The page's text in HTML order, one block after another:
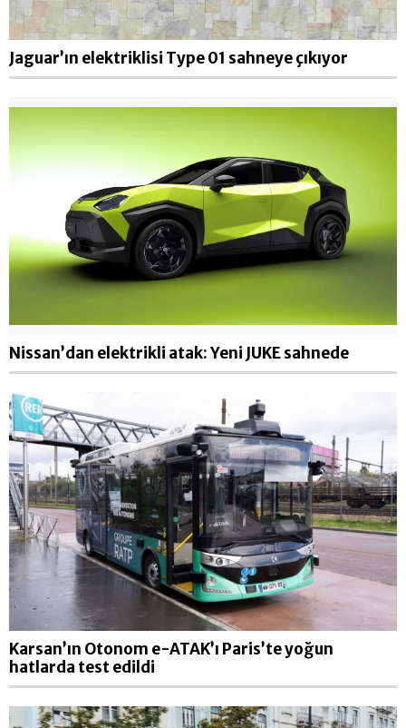
Jaguar’ın elektriklisi Type 01 sahneye çıkıyor
Nissan’dan elektrikli atak: Yeni JUKE sahnede
Karsan’ın Otonom e-ATAK’ı Paris’te yoğun
hatlarda test edildi